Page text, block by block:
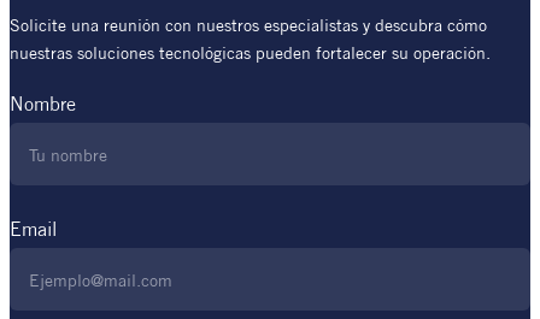
Solicite una reunión con nuestros especialistas y descubra cómo
nuestras soluciones tecnológicas pueden fortalecer su operación.
Nombre
Email